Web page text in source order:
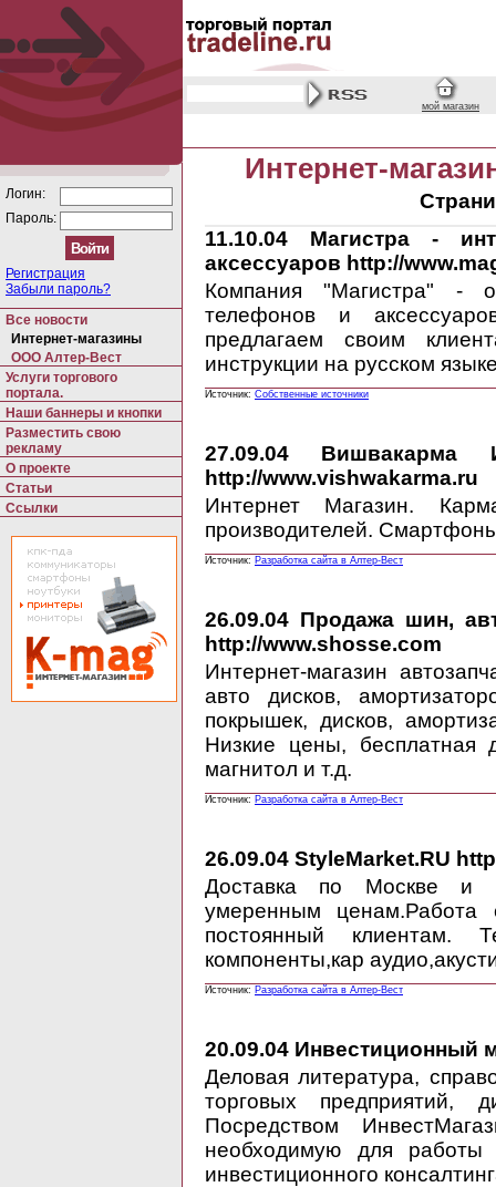
мой магазин
Логин:
Пароль:
Регистрация
Забыли пароль?
Все новости
Интернет-магазины
ООО Алтер-Вест
Услуги торгового
портала.
Наши баннеры и кнопки
Разместить свою
рекламу
О проекте
Статьи
Ссылки
Интернет-
11.10.04 Магистра -
аксессуаров http://
Компания "Магистра" -
телефонов и
предлагаем своим
инструкции на русском
Источник: Собственные источники
27.09.04 Вишвакарма
http://www.vishwakarma.ru
Интернет Магазин.
производителей.
Источник: Разработка сайта в Алтер-Вест
26.09.04 Продажа шин,
http://www.shosse.com
Интернет-магазин
авто дисков,
покрышек, дисков,
Низкие цены, бесплатная
магнитол и т.д.
Источник: Разработка сайта в Алтер-Вест
26.09.04 StyleMarket.RU
Доставка по Москве и
умеренным ценам.Работа
постоянный клиентам.
компоненты,кар
Источник: Разработка сайта в Алтер-Вест
20.09.04 Инвестиционный
Деловая литература,
торговых предприятий,
Посредством
необходимую для
инвестиционного